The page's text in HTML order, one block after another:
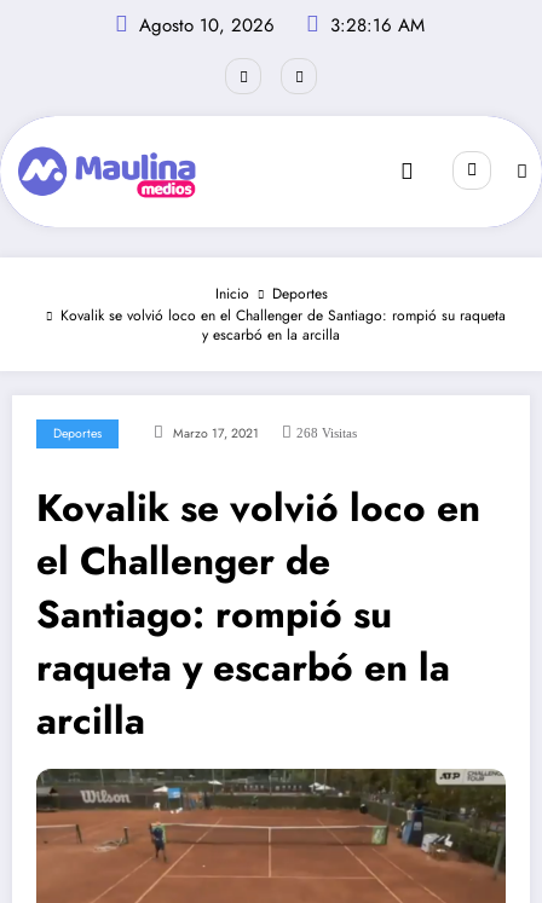
Agosto 10, 2026 3:28:16 AM
Inicio
Deportes
Kovalik se volvió loco en el Challenger de Santiago: rompió su raqueta
y escarbó en la arcilla
Deportes Marzo 17, 2021 268 Visitas
Kovalik se volvió loco en
el Challenger de
Santiago: rompió su
raqueta y escarbó en la
arcilla